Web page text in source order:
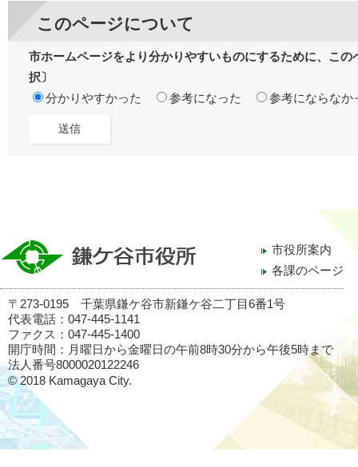
このページについて
市ホームページをより分かりやすいものにするために、こ
択〕
分かりやすかった
参考になった 参考にならなか
市役所案内
各課のページ
〒273-0195 千葉県鎌ケ谷市新鎌ケ谷二丁目6番1号
代表電話：047-445-1141
ファクス：047-445-1400
開庁時間：月曜日から金曜日の午前8時30分から午後5時まで
法人番号8000020122246
© 2018 Kamagaya City.